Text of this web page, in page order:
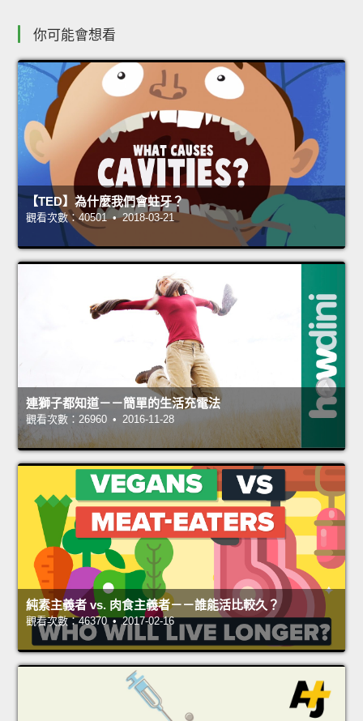
你可能會想看
【TED】為什麼我們會蛀牙？
觀看次數：40501 • 2018-03-21
連獅子都知道－－簡單的生活充電法
觀看次數：26960 • 2016-11-28
純素主義者 vs. 肉食主義者－－誰能活比較久？
觀看次數：46370 • 2017-02-16